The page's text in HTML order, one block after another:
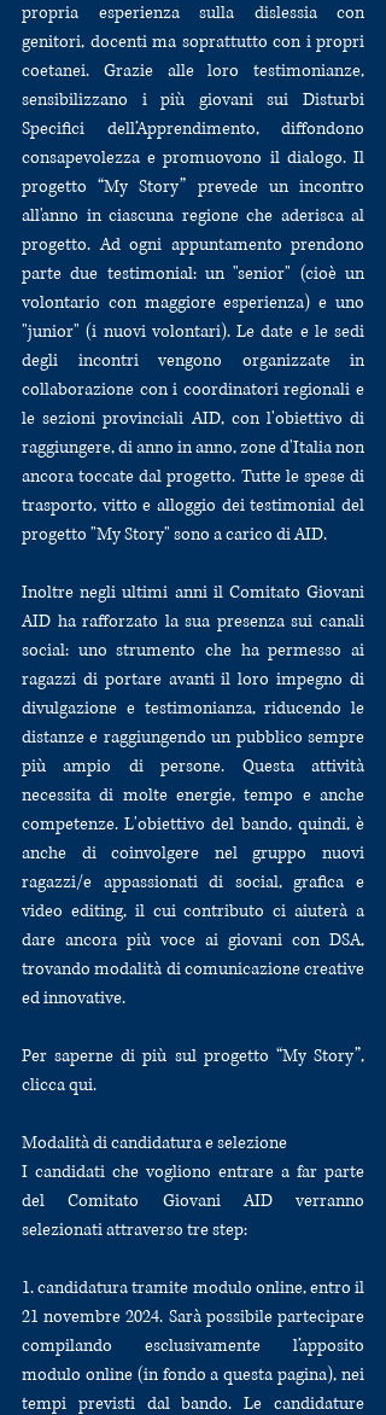
propria esperienza sulla dislessia con
genitori, docenti ma soprattutto con i propri
coetanei. Grazie alle loro testimonianze,
sensibilizzano i più giovani sui Disturbi
Specifici dell’Apprendimento, diffondono
consapevolezza e promuovono il dialogo. Il
progetto “My Story” prevede un incontro
all'anno in ciascuna regione che aderisca al
progetto. Ad ogni appuntamento prendono
parte due testimonial: un "senior" (cioè un
volontario con maggiore esperienza) e uno
"junior" (i nuovi volontari). Le date e le sedi
degli incontri vengono organizzate in
collaborazione con i coordinatori regionali e
le sezioni provinciali AID, con l'obiettivo di
raggiungere, di anno in anno, zone d'Italia non
ancora toccate dal progetto. Tutte le spese di
trasporto, vitto e alloggio dei testimonial del
progetto "My Story" sono a carico di AID.
Inoltre negli ultimi anni il Comitato Giovani
AID ha rafforzato la sua presenza sui canali
social: uno strumento che ha permesso ai
ragazzi di portare avanti il loro impegno di
divulgazione e testimonianza, riducendo le
distanze e raggiungendo un pubblico sempre
più ampio di persone. Questa attività
necessita di molte energie, tempo e anche
competenze. L'obiettivo del bando, quindi, è
anche di coinvolgere nel gruppo nuovi
ragazzi/e appassionati di social, grafica e
video editing, il cui contributo ci aiuterà a
dare ancora più voce ai giovani con DSA,
trovando modalità di comunicazione creative
ed innovative.
Per saperne di più sul progetto “My Story”,
clicca qui.
Modalità di candidatura e selezione
I candidati che vogliono entrare a far parte
del Comitato Giovani AID verranno
selezionati attraverso tre step:
1. candidatura tramite modulo online, entro il
21 novembre 2024. Sarà possibile partecipare
compilando esclusivamente l’apposito
modulo online (in fondo a questa pagina), nei
tempi previsti dal bando. Le candidature